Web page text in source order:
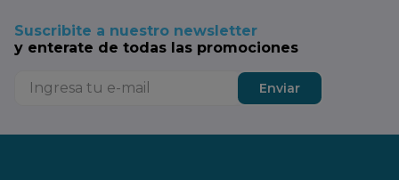
Suscribite a nuestro newsletter
y enterate de todas las promociones
Enviar